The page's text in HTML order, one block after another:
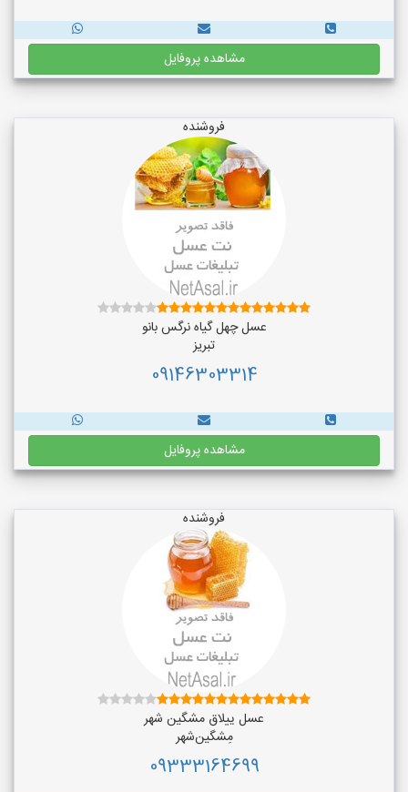
مشاهده پروفایل
فروشنده
عسل چهل گیاه نرگس بانو
تبریز
09146303314
مشاهده پروفایل
فروشنده
عسل ییلاق مشگین شهر
مِشگین‌شهر
09333164699